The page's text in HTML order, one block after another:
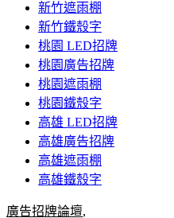
新竹遮雨棚
新竹鐵殼字
桃園 LED招牌
桃園廣告招牌
桃園遮雨棚
桃園鐵殼字
高雄 LED招牌
高雄廣告招牌
高雄遮雨棚
高雄鐵殼字
廣告招牌論壇,